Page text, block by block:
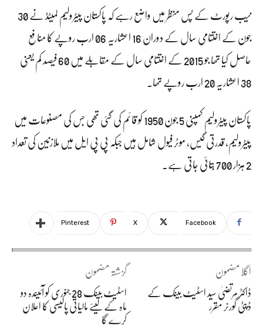
نیب رپورٹ کے پس منظر میں واضع رہے کہ پاکستان پیٹرولیم لمیٹڈ نے 30
جون کے اختتامی سال کے دوران 16 اعشاریہ 06 ارب روپے کا منافع
حاصل کیا تھا جو 2015 کے اختتامی سال کے مقابلے میں 60 فیصد کم یعنی
38 اعشاریہ 20 ارب روپے تھا۔
پاکستان پیٹرولیم کمپنی 5 جون 1950 کو قائم کی گئی تھی جس کی مصنوعات میں
پیٹرولیم، قدرتی گیس، موٹر فیول شامل ہیں جبکہ پی پی ایل میں ملازنین کی تعداد
2 ہزار 700 بتائی جاتی ہے۔
Facebook
X
Pinterest
گزشتہ مضمون
اسٹیٹ بینک 28 جنوری کو آئیندہ دو
ماہ کے لیئے مالیاتی پالیسی کا اعلان
کرے گا
اگلا مضمون
ڈاکٹر مرتضیٰ سید اسٹیٹ بینک کے
ڈپٹی گورنر مقرر